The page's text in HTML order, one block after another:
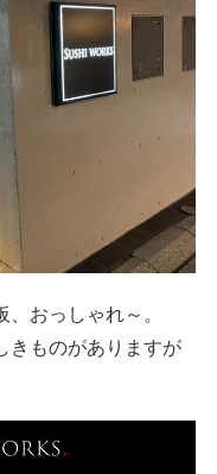
おっしゃれ～。
きものがありますが